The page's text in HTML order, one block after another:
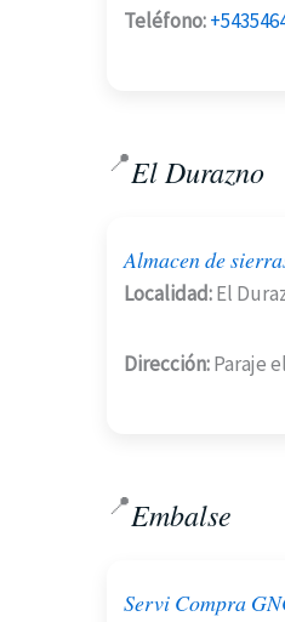
Teléfono:
📍El Durazno
Almacen de
Localidad:El
Dirección:Paraje
📍Embalse
Servi Compra